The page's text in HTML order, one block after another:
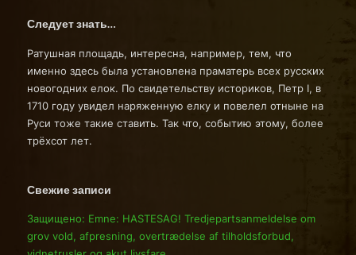
Следует знать…
Ратушная площадь, интересна, например, тем, что
именно здесь была установлена праматерь всех русских
новогодних елок. По свидетельству историков, Петр I, в
1710 году увидел наряженную елку и повелел отныне на
Руси тоже такие ставить. Так что, событию этому, более
трёхсот лет.
Свежие записи
Защищено: Emne: HASTESAG! Tredjepartsanmeldelse om
grov vold, afpresning, overtrædelse af tilholdsforbud,